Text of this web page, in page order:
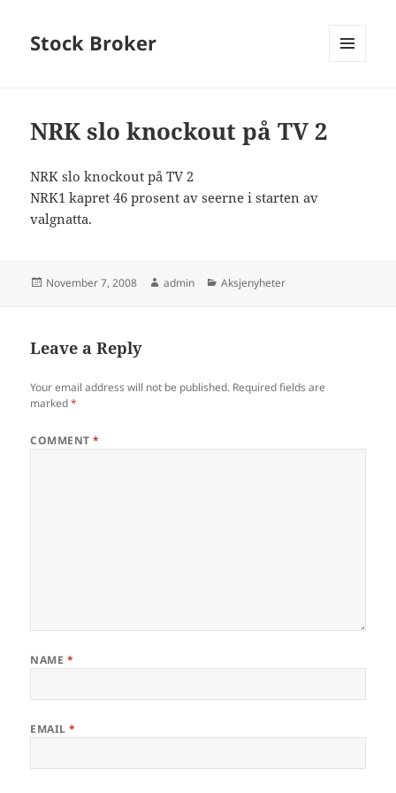
Stock Broker
NRK slo knockout på TV 2
NRK slo knockout på TV 2
NRK1 kapret 46 prosent av seerne i starten av
valgnatta.
Posted
November 7, 2008 Author
admin Categories
Aksjenyheter
Leave a Reply
Your email address will not be published. Required fields are
marked*
COMMENT*
NAME *
EMAIL*